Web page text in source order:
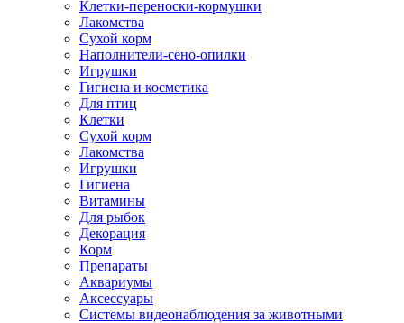
Клетки-переноски-кормушки
Лакомства
Сухой корм
Наполнители-сено-опилки
Игрушки
Гигиена и косметика
Для птиц
Клетки
Сухой корм
Лакомства
Игрушки
Гигиена
Витамины
Для рыбок
Декорация
Корм
Препараты
Аквариумы
Аксессуары
Cистемы видеонаблюдения за животными